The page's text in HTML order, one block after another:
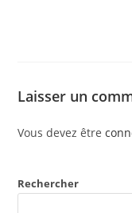
Laisser un
Vous devez être
Rechercher